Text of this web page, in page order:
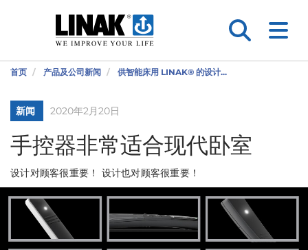
首页 产品及公司新闻 供智能床用 LINAK® 的设计...
新闻 2020年2月20日
手控器非常适合现代卧室
设计对顾客很重要！ 设计也对顾客很重要！